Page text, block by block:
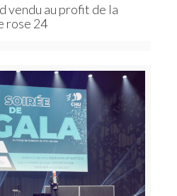
vendu au profit de la
rose 24